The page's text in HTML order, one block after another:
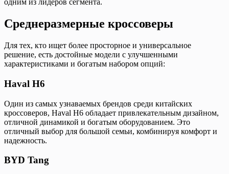
одним из лидеров сегмента.
Среднеразмерные кроссоверы
Для тех, кто ищет более просторное и универсальное
решение, есть достойные модели с улучшенными
характеристиками и богатым набором опций:
Haval H6
Один из самых узнаваемых брендов среди китайских
кроссоверов, Haval H6 обладает привлекательным дизайном,
отличной динамикой и богатым оборудованием. Это
отличный выбор для большой семьи, комбинируя комфорт и
надежность.
BYD Tang